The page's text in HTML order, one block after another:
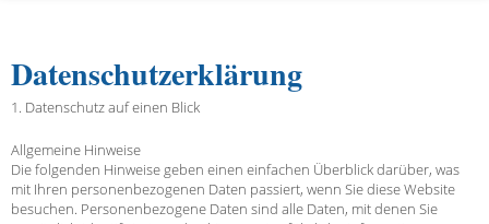
Datenschutzerklärung
1. Datenschutz auf einen Blick
Allgemeine Hinweise
Die folgenden Hinweise geben einen einfachen Überblick darüber, was
mit Ihren personenbezogenen Daten passiert, wenn Sie diese Website
besuchen. Personenbezogene Daten sind alle Daten, mit denen Sie